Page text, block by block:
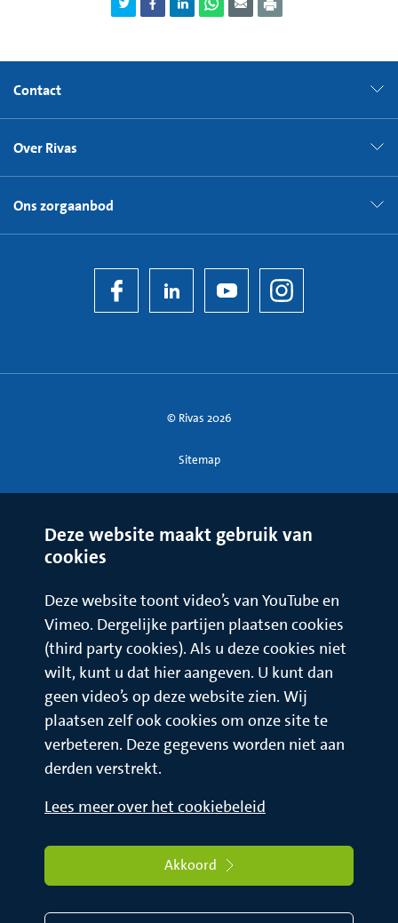
Contact
Over Rivas
Ons zorgaanbod
© Rivas 2026
Sitemap
Deze website maakt gebruik van
cookies
Deze website toont video’s van YouTube en
Vimeo. Dergelijke partijen plaatsen cookies
(third party cookies). Als u deze cookies niet
wilt, kunt u dat hier aangeven. U kunt dan
geen video’s op deze website zien. Wij
plaatsen zelf ook cookies om onze site te
verbeteren. Deze gegevens worden niet aan
derden verstrekt.
Lees meer over het cookiebeleid
Akkoord